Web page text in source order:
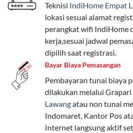
Paket Easy cocok untuk
Complete untuk yang
dan Paket Dynamic IP untuk
memprioritaskan kecepatan
Paket Telkomsel One dengan
Salah satu fitur unggulan
Kuota Keluarga. Dengan kuota
bisa membagikan internet
atau teman tanpa perlu
Teknisi IndiHome Empat
lokasi sesuai alamat
perangkat wifi IndiHome
kerja,sesuai jadwal
dipilih saat registrasi.
Bayar Biaya Pemasangan
Pembayaran tunai biaya
dilakukan melalui Grapari
Lawangatau non tunai
Indomaret, Kantor Pos
Internet langsung aktif